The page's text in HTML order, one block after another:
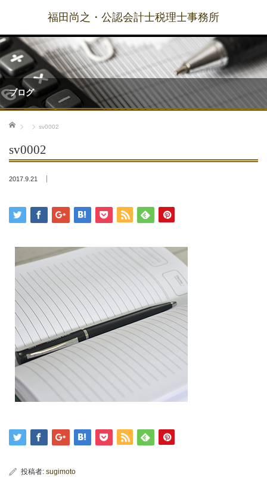
福田尚之・公認会計士税理士事務所
ブログ
ホーム sv0002
sv0002
2017.9.21
投稿者: sugimoto